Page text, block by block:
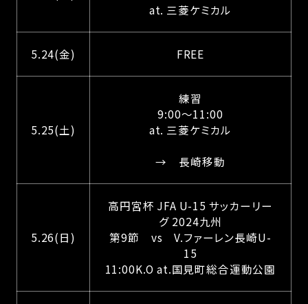
at. 三菱ケミカル
5.24(金) FREE
5.25(土)
練習
9:00～11:00
at. 三菱ケミカル
→ 長崎移動
5.26(日)
高円宮杯 JFA U-15 サッカーリー
グ 2024九州
第9節 vs V.ファーレン長崎U-
15
11:00K.O at.国見町総合運動公園